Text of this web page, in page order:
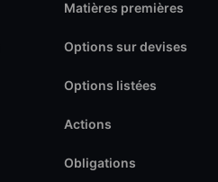
Matières premières
Options sur devises
Options listées
Actions
Obligations